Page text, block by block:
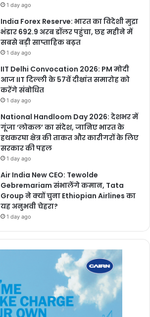
1 day ago
India Forex Reserve: भारत का विदेशी मुद्रा
भंडार 692.9 अरब डॉलर पहुंचा, छह महीने में
सबसे बड़ी साप्ताहिक बढ़त
1 day ago
IIT Delhi Convocation 2026: PM मोदी
आज IIT दिल्ली के 57वें दीक्षांत समारोह को
करेंगे संबोधित
1 day ago
National Handloom Day 2026: देशभर में
गूंजा ‘लोकल’ का संदेश, जानिए भारत के
हथकरघा क्षेत्र की ताकत और कारीगरों के लिए
सरकार की पहल
1 day ago
Air India New CEO: Tewolde
Gebremariam संभालेंगे कमान, Tata
Group ने क्यों चुना Ethiopian Airlines का
यह अनुभवी चेहरा?
1 day ago